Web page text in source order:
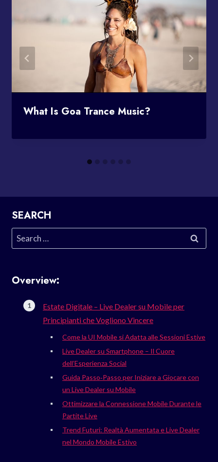
What Is Goa Trance Music?
SEARCH
Search
for:
Overview:
Estate Digitale – Live Dealer su Mobile per
Principianti che Vogliono Vincere
Come la UI Mobile si Adatta alle Sessioni Estive
Live Dealer su Smartphone – Il Cuore
dell’Esperienza Social
Guida Passo‑Passo per Iniziare a Giocare con
un Live Dealer su Mobile
Ottimizzare la Connessione Mobile Durante le
Partite Live
Trend Futuri: Realtà Aumentata e Live Dealer
nel Mondo Mobile Estivo